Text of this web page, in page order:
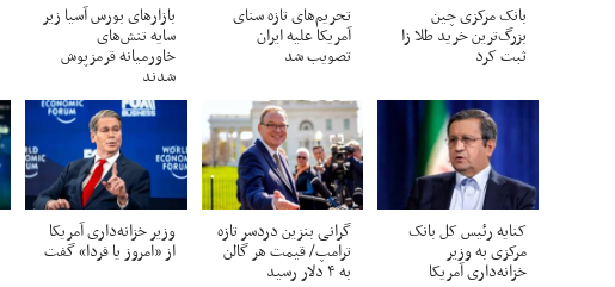
بانک مرکزی چین
بزرگ‌ترین خرید طلا زا
ثبت کرد
تحریم‌های تازه سنای
آمریکا علیه ایران
تصویب شد
بازارهای بورس آسیا زیر
سایه تنش‌های
خاورمیانه قرمزپوش
شدند
کنایه رئیس کل بانک
مرکزی به وزیر
خزانه‌داری آمریکا
گرانی بنزین دردسر تازه
ترامپ/ قیمت هر گالن
به ۴ دلار رسید
وزیر خزانه‌داری آمریکا
از «امروز یا فردا» گفت